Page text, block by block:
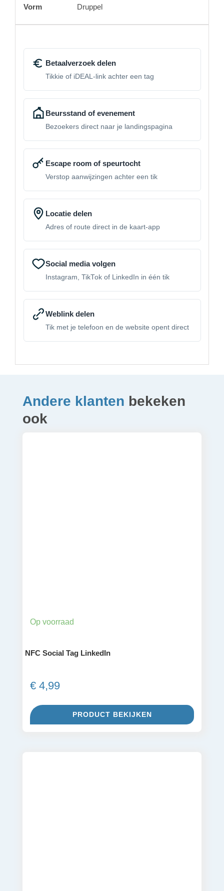
Vorm Druppel
Betaalverzoek delen
Tikkie of iDEAL-link achter een tag
Beursstand of evenement
Bezoekers direct naar je landingspagina
Escape room of speurtocht
Verstop aanwijzingen achter een tik
Locatie delen
Adres of route direct in de kaart-app
Social media volgen
Instagram, TikTok of LinkedIn in één tik
Weblink delen
Tik met je telefoon en de website opent direct
Andere klanten bekeken
ook
Op voorraad
NFC Social Tag LinkedIn
€4,99
PRODUCT BEKIJKEN